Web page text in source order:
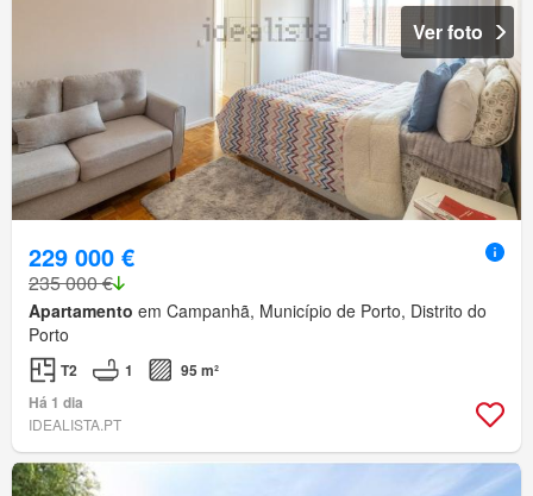
Ver foto
229 000 €
235 000 €
Apartamento em Campanhã, Município de Porto, Distrito do
Porto
T2 1
95 m²
Há 1 dia
IDEALISTA.PT